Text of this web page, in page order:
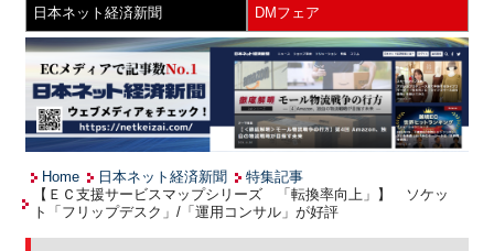
日本ネット経済新聞 DMフェア
Home 日本ネット経済新聞
特集記事
【ＥＣ支援サービスマップシリーズ 「転換率向上」】 ソケッ
ト「フリップデスク」/「運用コンサル」が好評